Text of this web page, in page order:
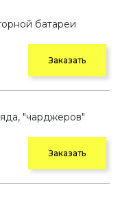
батареи
Заказать
"чарджеров"
Заказать